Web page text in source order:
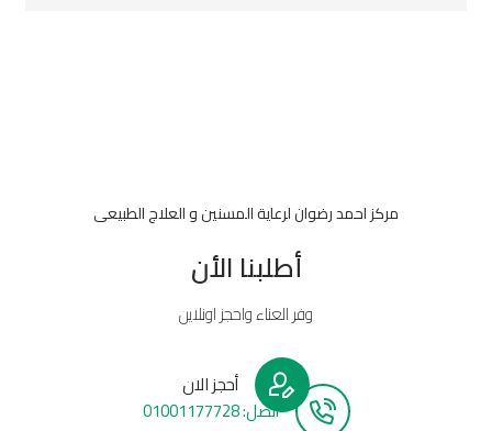
مركز احمد رضوان لرعاية المسنين و العلاج الطبيعى
أطلبنا الأن
وفر العناء واحجز اونلاين
أحجز الان
أتصل: 01001177728